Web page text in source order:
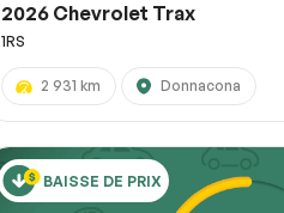
2026 Chevrolet Trax
1RS
2 931 km Donnacona
BAISSE DE PRIX